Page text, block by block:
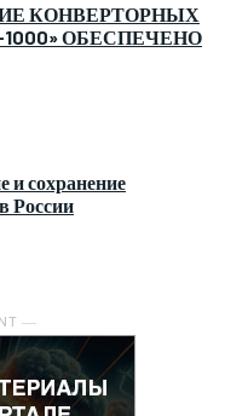
КОНВЕРТОРНЫХ
ОБЕСПЕЧЕНО
и сохранение
России
―